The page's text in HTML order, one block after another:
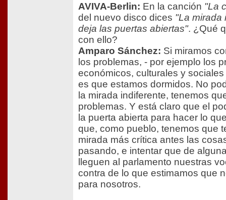
AVIVA-Berlin: En la canción "La
del nuevo disco dices "La mirada
deja las puertas abiertas". ¿Qué
con ello?
Amparo Sánchez: Si miramos
los problemas, - por ejemplo los
económicos, culturales y
es que estamos dormidos. No
la mirada indiferente, tenemos
problemas. Y está claro que el
la puerta abierta para hacer lo
que, como pueblo, tenemos que
mirada más crítica antes las
pasando, e intentar que de
lleguen al parlamento nuestras
contra de lo que estimamos que
para nosotros.